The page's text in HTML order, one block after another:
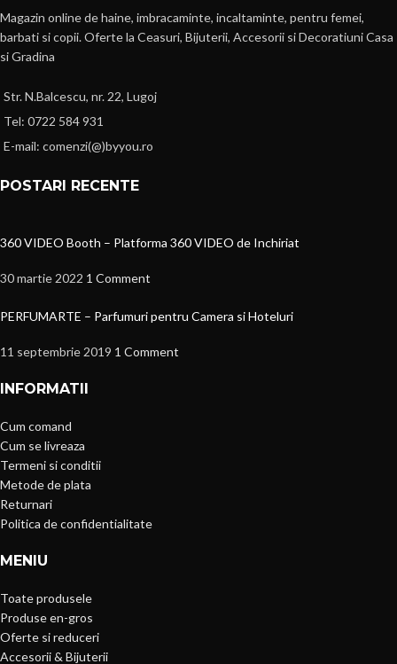
Magazin online de haine, imbracaminte, incaltaminte, pentru femei,
barbati si copii. Oferte la Ceasuri, Bijuterii, Accesorii si Decoratiuni Casa
si Gradina
Str. N.Balcescu, nr. 22, Lugoj
Tel: 0722 584 931
E-mail: comenzi(@)byyou.ro
POSTARI RECENTE
360 VIDEO Booth – Platforma 360 VIDEO de Inchiriat
30 martie 2022 1 Comment
PERFUMARTE – Parfumuri pentru Camera si Hoteluri
11 septembrie 2019 1 Comment
INFORMATII
Cum comand
Cum se livreaza
Termeni si conditii
Metode de plata
Returnari
Politica de confidentialitate
MENIU
Toate produsele
Produse en-gros
Oferte si reduceri
Accesorii & Bijuterii